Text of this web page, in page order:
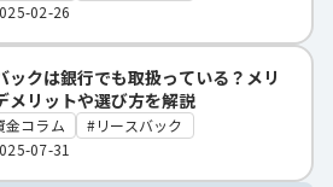
02-26
ックは銀行でも取扱っている？メリ
メリットや選び方を解説
金コラム
リースバック
07-31